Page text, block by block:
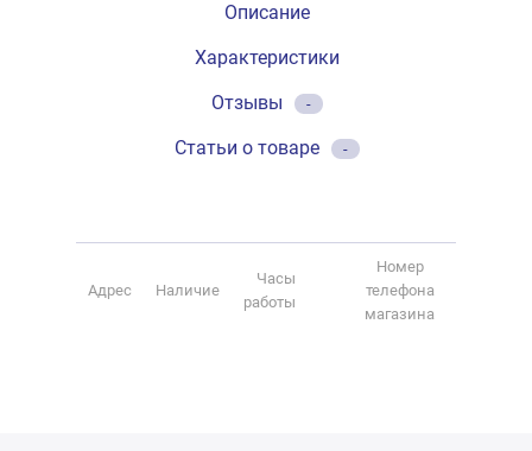
Описание
Характеристики
Отзывы
-
Статьи о товаре -
Адрес Наличие
Часы
работы
Номер
телефона
магазина